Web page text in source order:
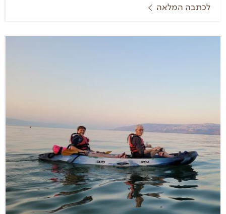
לכתבה המלאה